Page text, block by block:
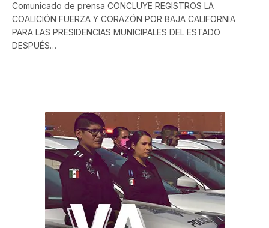
Comunicado de prensa CONCLUYE REGISTROS LA
COALICIÓN FUERZA Y CORAZÓN POR BAJA CALIFORNIA
PARA LAS PRESIDENCIAS MUNICIPALES DEL ESTADO
DESPUÉS…